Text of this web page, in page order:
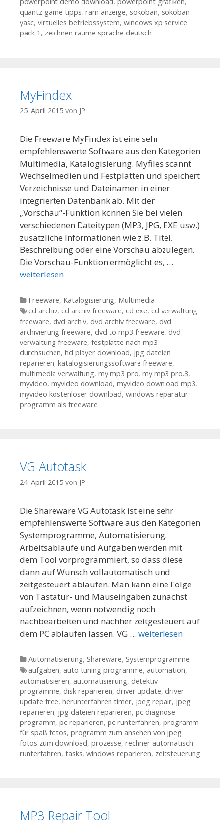
quantz game tipps, ram anzeige, sokoban, sokoban
yasc, virtuelles betriebssystem, windows xp service
pack 1 , zeichnen räume sprache deutsch
MyFindex
25. April 2015 von JP
Die Freeware MyFindex ist eine sehr
empfehlenswerte Software aus den Kategorien
Multimedia, Katalogisierung. Myfiles scannt
Wechselmedien und Festplatten und speichert
Verzeichnisse und Dateinamen in einer
integrierten Datenbank ab. Mit der
„Vorschau“-Funktion können Sie bei vielen
verschiedenen Dateitypen (MP3, JPG, EXE usw.)
zusätzliche Informationen wie z.B. Titel,
Beschreibung oder eine Vorschau abzulegen.
Die Vorschau-Funktion ermöglicht es, …
weiterlesen
Kategorien
Freeware, Katalogisierung, Multimedia
Tags
cd archiv, cd archiv freeware, cd exe, cd verwaltung
freeware, dvd archiv, dvd archiv freeware, dvd
archivierung freeware, dvd to mp3 freeware, dvd
verwaltung freeware, festplatte nach mp3
durchsuchen, hd player download, jpg dateien
reparieren, katalogisierungssoftware freeware,
multimedia verwaltung, my mp3 pro, my mp3 pro.3,
myvideo, myvideo download, myvideo download mp3,
myvideo kostenloser download, windows reparatur
programm als freeware
VG Autotask
24. April 2015 von JP
Die Shareware VG Autotask ist eine sehr
empfehlenswerte Software aus den Kategorien
Systemprogramme, Automatisierung.
Arbeitsabläufe und Aufgaben werden mit
dem Tool vorprogrammiert, so dass diese
dann auf Wunsch vollautomatisch und
zeitgesteuert ablaufen. Man kann eine Folge
von Tastatur- und Mauseingaben zunächst
aufzeichnen, wenn notwendig noch
nachbearbeiten und nachher zeitgesteuert auf
dem PC ablaufen lassen. VG … weiterlesen
Kategorien
Automatisierung, Shareware, Systemprogramme
Tags
aufgaben, auto tuning programme, automation,
automatisieren, automatisierung, detektiv
programme, disk reparieren, driver update, driver
update free, herunterfahren timer, jpeg repair, jpeg
reparieren, jpg dateien reparieren, pc diagnose
programm, pc reparieren, pc runterfahren, programm
für spaß fotos, programm zum ansehen von jpeg
fotos zum download, prozesse, rechner automatisch
runterfahren, tasks, windows reparieren, zeitsteuerung
MP3 Repair Tool